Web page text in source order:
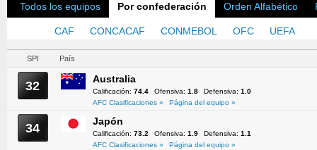
Todos los equipos Por confederación Orden Alfabético
CAF CONCACAF CONMEBOL OFC UEFA
SPI País
32 Australia
Calificación: 74.4 Ofensiva: 1.8 Defensiva: 1.0
AFC Clasificaciones »
Página del equipo »
34 Japón
Calificación: 73.2 Ofensiva: 1.9 Defensiva: 1.1
AFC Clasificaciones »
Página del equipo »